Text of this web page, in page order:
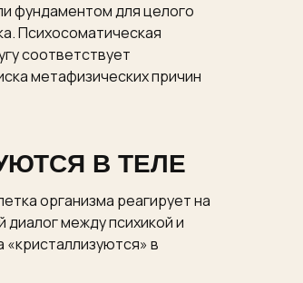
фундаментом для целого
Психосоматическая
соответствует
метафизических причин
В ТЕЛЕ
организма реагирует на
между психикой и
в